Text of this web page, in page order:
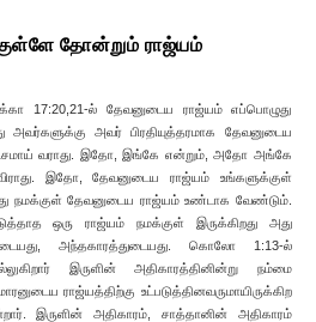
தோன்றும் ராஜ்யம்
17:20,21-ல் தேவனுடைய ராஜ்யம் எப்பொழுது
அவர்களுக்கு அவர் பிரதியுத்தரமாக தேவனுடைய
வராது. இதோ, இங்கே என்றும், அதோ அங்கே
இதோ, தேவனுடைய ராஜ்யம் உங்களுக்குள்
நமக்குள் தேவனுடைய ராஜ்யம் உண்டாக வேண்டும்.
ஒரு ராஜ்யம் நமக்குள் இருக்கிறது அது
அந்தகாரத்துடையது. கொலோ 1:13-ல்
இருளின் அதிகாரத்தினின்று நம்மை
ராஜ்யத்திற்கு உட்படுத்தினவருமாயிருக்கிற
இருளின் அதிகாரம், சாத்தானின் அதிகாரம்